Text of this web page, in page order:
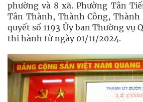
phường và 8 xã. Phường Tân
Tân Thành, Thành Công,
quyết số 1193 Ủy ban Thường vụ
thi hành từ ngày 01/11/2024.